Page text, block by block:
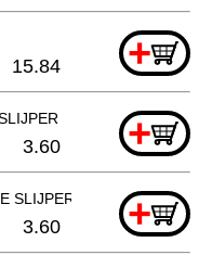
+
15.84
+
3.60
SLIJPER EN +
3.60